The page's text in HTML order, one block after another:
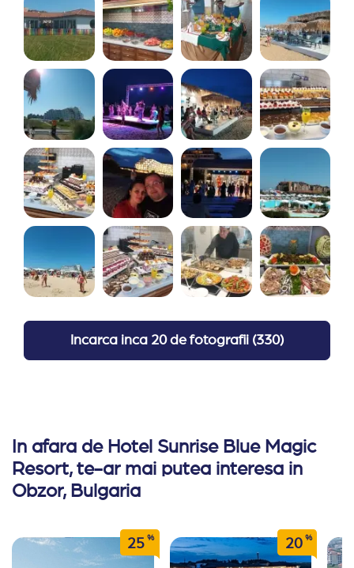
cat mai aproape de mare, se puneau in fata celor
deja existenti. In 2023 nu aveai voie sa muti
sezlongurile
Incarca inca 20 de fotografii (330)
In afara de Hotel Sunrise Blue Magic
Resort, te-ar mai putea interesa in
Obzor, Bulgaria
25 % 20 %